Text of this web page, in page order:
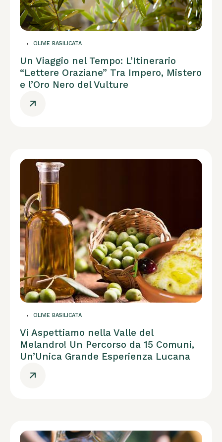
OLIVIE BASILICATA
Un Viaggio nel Tempo: L’Itinerario
“Lettere Oraziane” Tra Impero, Mistero
e l’Oro Nero del Vulture
OLIVIE BASILICATA
Vi Aspettiamo nella Valle del
Melandro! Un Percorso da 15 Comuni,
Un’Unica Grande Esperienza Lucana